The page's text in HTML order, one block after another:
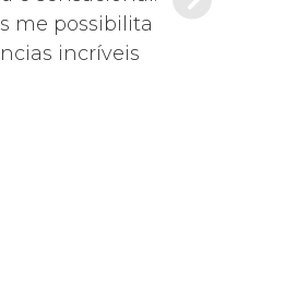
me possibilita
incríveis